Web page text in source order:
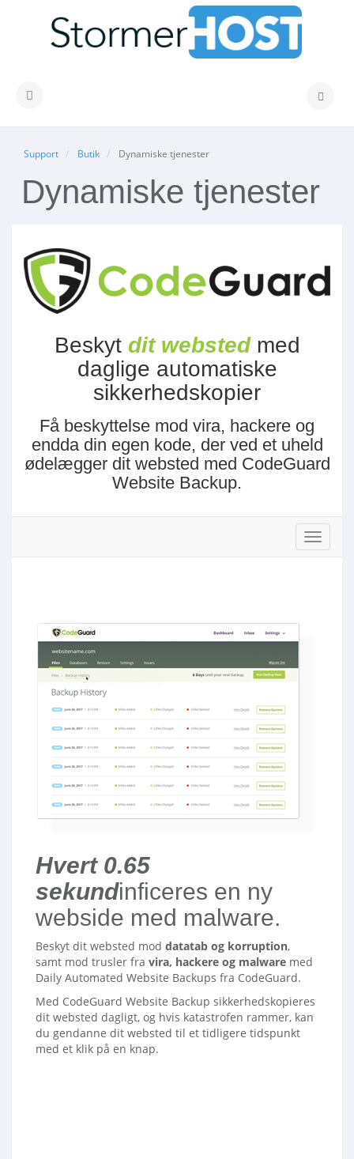
Skift navigation
Support Butik Dynamiske tjenester
Dynamiske tjenester
Beskyt dit webstedmed
daglige automatiske
sikkerhedskopier
Få beskyttelse mod vira, hackere og
endda din egen kode, der ved et uheld
ødelægger dit websted med CodeGuard
Website Backup.
Skift
Hvert 0.65
sekundinficeres en ny
webside med malware.
Beskyt dit websted mod datatab og korruption,
samt mod trusler fra vira, hackere og malware med
Daily Automated Website Backups fra CodeGuard.
Med CodeGuard Website Backup sikkerhedskopieres
dit websted dagligt, og hvis katastrofen rammer, kan
du gendanne dit websted til et tidligere tidspunkt
med et klik på en knap.